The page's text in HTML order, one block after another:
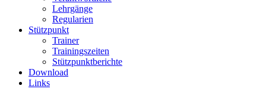
Lehrgänge
Regularien
Stützpunkt
Trainer
Trainingszeiten
Stützpunktberichte
Download
Links